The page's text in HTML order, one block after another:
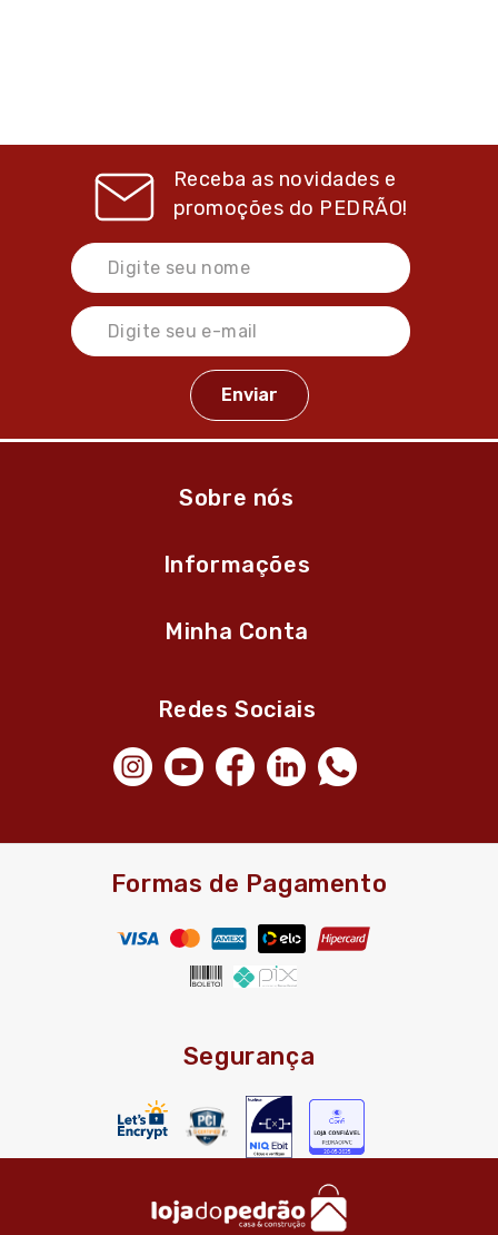
Receba as novidades e
promoções do PEDRÃO!
Sobre nós
Informações
Minha Conta
Redes Sociais
Formas de Pagamento
Segurança